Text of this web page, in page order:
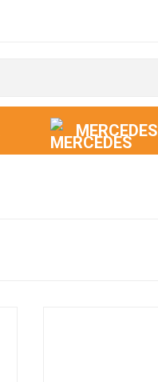
MERCEDES